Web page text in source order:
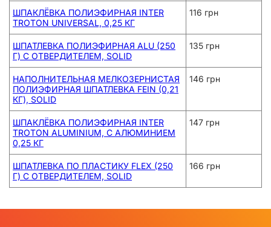
ШПАКЛЁВКА ПОЛИЭФИРНАЯ INTER
TROTON UNIVERSAL, 0,25 КГ
116 грн
ШПАТЛЕВКА ПОЛИЭФИРНАЯ ALU (250
Г) С ОТВЕРДИТЕЛЕМ, SOLID
135 грн
НАПОЛНИТЕЛЬНАЯ МЕЛКОЗЕРНИСТАЯ
ПОЛИЭФИРНАЯ ШПАТЛЕВКА FEIN (0,21
КГ), SOLID
146 грн
ШПАКЛЁВКА ПОЛИЭФИРНАЯ INTER
TROTON ALUMINIUM, С АЛЮМИНИЕМ
0,25 КГ
147 грн
ШПАТЛЕВКА ПО ПЛАСТИКУ FLEX (250
Г) С ОТВЕРДИТЕЛЕМ, SOLID
166 грн